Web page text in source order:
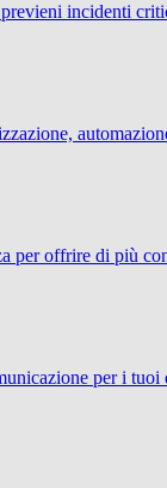
incidenti
per offrire di più
per i tuoi